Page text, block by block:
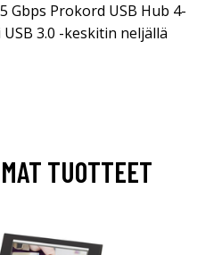
Gbps Prokord USB Hub 4-
3.0 -keskitin neljällä
TUOTTEET